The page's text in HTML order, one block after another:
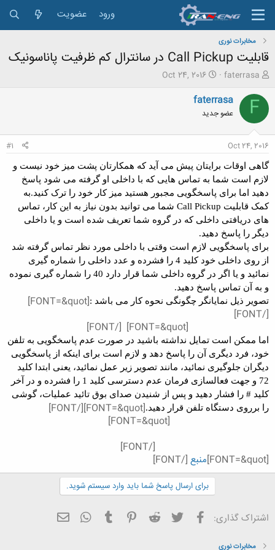
ورود عضویت
مخابرات نوری
قابلیت Call Pickup در سانترال کم ظرفیت پاناسونیک
ش
و
ع
ک
ه
و
ض
و
ع
faterrasa
ت
ر
خ
ع
Oct 24, 2016
F
faterrasa
عضو جدید
Oct 24, 2016
#1
گاهی اوقات برایتان پیش می آید که همکارتان پشت میز خود نیست و
لازم است شما به تماس هایی که با داخلی او گرفته می شود پاسخ
دهید اما برای پاسخگویی مجبور هستید میز کار خود را ترک کنید.به
کمک قابلیت Call Pickup شما می توانید بدون نیاز به این کار، تماس
های دریافتی داخلی که در گروه شما تعریف شده است و یا داخلی
دیگر را پاسخ دهید.
برای پاسخگویی لازم است وقتی با داخلی مورد نظر تماس گرفته شد
از روی داخلی خود کلید 4 را فشرده و عدد داخلی را شماره گیری
نمائید و یا اگر در گروه داخلی شما قرار دارد 40 را شماره گیری نموده
و به آن تماس پاسخ دهید.
تصویر ذیل نمایانگر چگونگی نحوه کار می باشد :
[FONT=&quot]
[/FONT]
[FONT=&quot]
[/FONT]
اما ممکن است تمایل نداشته باشید در صورت عدم پاسخگویی به تلفن
خود، فرد دیگری آن را پاسخ دهد و لازم است برای اینکه از پاسخگویی
دیگران جلوگیری نمائید، مانند تصویر زیر عمل نمائید، یعنی ابتدا کلید
72 و جهت فعالسازی فرمان عدم دسترسی کلید 1 را فشرده و در آخر
کلید # را فشار دهید و پس از شنیدن صدای بوق تائید عملیات، گوشی
را برروی دستگاه تلفن قرار دهید.[FONT=&quot][/FONT]
[FONT=&quot]
[/FONT]
[FONT=&quot]
منبع [/FONT]
برای ارسال پاسخ شما باید وارد سیستم شوید.
اشتراک گذاری: فیسبوک تویتر Reddit
Pinterest
Tumblr
WhatsApp
مخابرات نوری